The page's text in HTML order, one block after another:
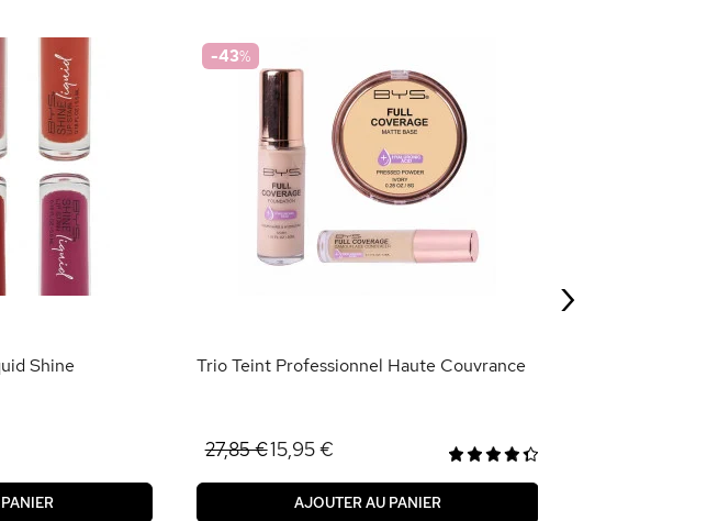
Shine
-43%
Trio Teint Professionnel Haute Couvrance
27,85 €15,95 €
AJOUTER AU PANIER
›